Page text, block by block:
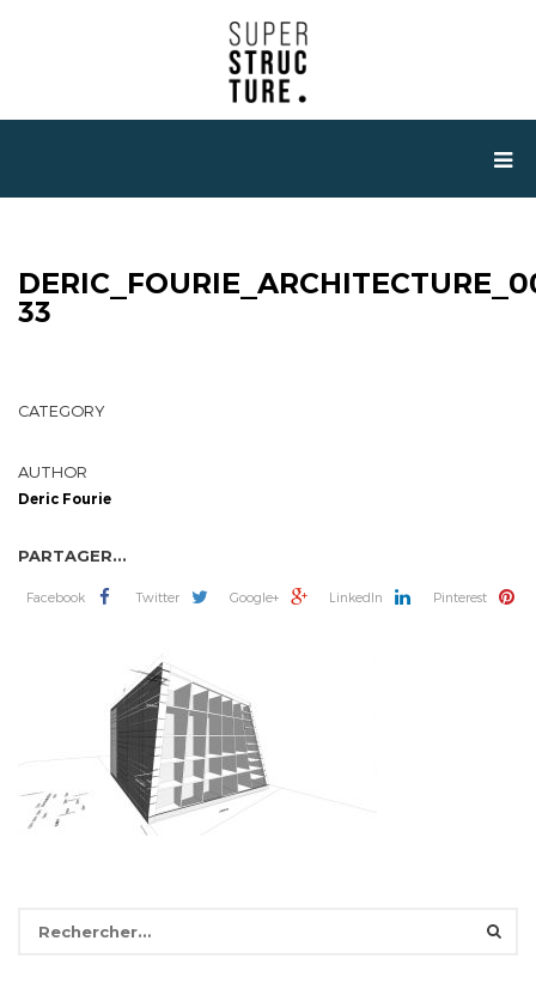
33
CATEGORY
AUTHOR
Deric Fourie
PARTAGER...
Facebook Twitter Google+ LinkedIn Pinterest